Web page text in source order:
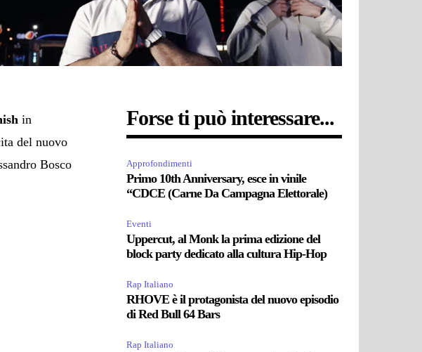
in
del nuovo
Bosco
Forse ti può interessare...
Approfondimenti
Primo 10th Anniversary, esce in vinile
“CDCE (Carne Da Campagna Elettorale)
Eventi
Uppercut, al Monk la prima edizione del
block party dedicato alla cultura Hip-Hop
Rap Italiano
RHOVE è il protagonista del nuovo episodio
di Red Bull 64 Bars
Rap Italiano